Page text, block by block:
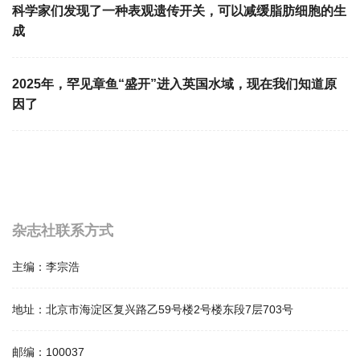
科学家们发现了一种表观遗传开关，可以减缓脂肪细胞的生
成
2025年，罕见章鱼“盛开”进入英国水域，现在我们知道原
因了
杂志社联系方式
主编： 李宗浩
地址： 北京市海淀区复兴路乙59号楼2号楼东段7层703号
邮编： 100037